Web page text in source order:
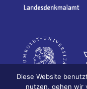
Diese Website
nutzen, gehen wir